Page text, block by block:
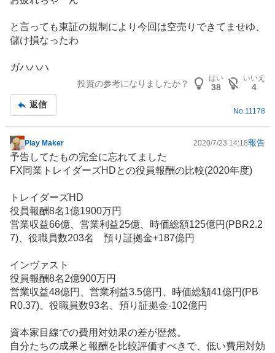
記
と言っても東証の規制により今回は空売りできてませゆ、
儲け損なったわ
ガハハハ
投資の参考になりましたか？
はい
38
いいえ
4
返信
No. 11178
掲
示
板
事
Play Maker 2020/7/23 14:18報告
予告してたもの完全に忘れてました
FX同業トレイダーズHDとの役員報酬の比較(2020年度)
トレイダーズHD
役員報酬8名1億1900万円
営業収益66億、営業利益25億、時価総額125億円(PBR2.2
7)、役職員数203名 預り証拠金+187億円
インヴァスト
役員報酬8名2億900万円
営業収益48億円、営業利益3.5億円、時価総額41億円(PB
R0.37)、役職員数93名、預り証拠金-102億円
資本家目線での費用対効果の差が歴然。
自分たちの成果と報酬を比較評価すべきで、低い費用対効